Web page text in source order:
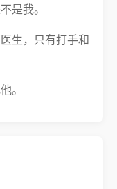
是我。
生，只有打手和
。